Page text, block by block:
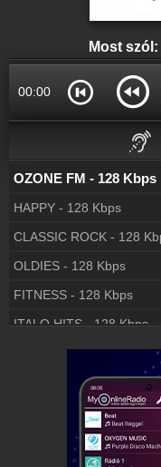
Rádió beágyazás
Online rádió készítés
Készítés lépésről lépésre
Most szól:
00:00
Server 1 - 96 Kbps
Server 2 - 160 Kbps
OZONE FM - 128 Kbps
HAPPY - 128 Kbps
CLASSIC ROCK - 128
OLDIES - 128 Kbps
FITNESS - 128 Kbps
ITALO HITS - 128 Kbps
INDIE - 128 Kbps
BLACK MUSIC - 128
SPENCER-HILL ZENÉK
KIDS - 128 Kbps
CLASSICS - 128 Kbps